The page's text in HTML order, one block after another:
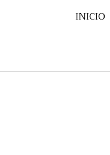
INICIO